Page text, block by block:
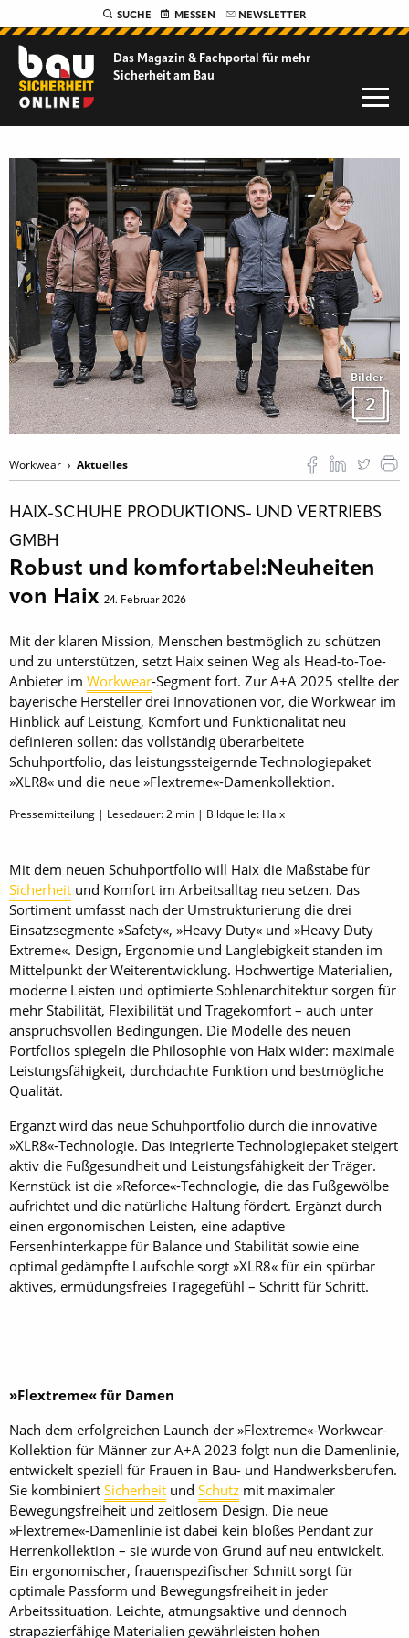
SUCHE MESSEN NEWSLETTER
Das Magazin & Fachportal für mehr
Sicherheit am Bau
Bilder
2
Workwear Aktuelles
HAIX-SCHUHE PRODUKTIONS- UND VERTRIEBS
GMBH
Robust und komfortabel:Neuheiten
von Haix 24. Februar 2026
Mit der klaren Mission, Menschen bestmöglich zu schützen
und zu unterstützen, setzt Haix seinen Weg als Head-to-Toe-
Anbieter im Workwear-Segment fort. Zur A+A 2025 stellte der
bayerische Hersteller drei Innovationen vor, die Workwear im
Hinblick auf Leistung, Komfort und Funktionalität neu
definieren sollen: das vollständig überarbeitete
Schuhportfolio, das leistungssteigernde Technologiepaket
»XLR8« und die neue »Flextreme«-Damenkollektion.
Pressemitteilung | Lesedauer:2 min | Bildquelle: Haix
Mit dem neuen Schuhportfolio will Haix die Maßstäbe für
Sicherheit und Komfort im Arbeitsalltag neu setzen. Das
Sortiment umfasst nach der Umstrukturierung die drei
Einsatzsegmente »Safety«, »Heavy Duty« und »Heavy Duty
Extreme«. Design, Ergonomie und Langlebigkeit standen im
Mittelpunkt der Weiterentwicklung. Hochwertige Materialien,
moderne Leisten und optimierte Sohlenarchitektur sorgen für
mehr Stabilität, Flexibilität und Tragekomfort – auch unter
anspruchsvollen Bedingungen. Die Modelle des neuen
Portfolios spiegeln die Philosophie von Haix wider: maximale
Leistungsfähigkeit, durchdachte Funktion und bestmögliche
Qualität.
Ergänzt wird das neue Schuhportfolio durch die innovative
»XLR8«-Technologie. Das integrierte Technologiepaket steigert
aktiv die Fußgesundheit und Leistungsfähigkeit der Träger.
Kernstück ist die »Reforce«-Technologie, die das Fußgewölbe
aufrichtet und die natürliche Haltung fördert. Ergänzt durch
einen ergonomischen Leisten, eine adaptive
Fersenhinterkappe für Balance und Stabilität sowie eine
optimal gedämpfte Laufsohle sorgt »XLR8« für ein spürbar
aktives, ermüdungsfreies Tragegefühl – Schritt für Schritt.
»Flextreme« für Damen
Nach dem erfolgreichen Launch der »Flextreme«-Workwear-
Kollektion für Männer zur A+A 2023 folgt nun die Damenlinie,
entwickelt speziell für Frauen in Bau- und Handwerksberufen.
Sie kombiniert Sicherheit und Schutz mit maximaler
Bewegungsfreiheit und zeitlosem Design. Die neue
»Flextreme«-Damenlinie ist dabei kein bloßes Pendant zur
Herrenkollektion – sie wurde von Grund auf neu entwickelt.
Ein ergonomischer, frauenspezifischer Schnitt sorgt für
optimale Passform und Bewegungsfreiheit in jeder
Arbeitssituation. Leichte, atmungsaktive und dennoch
strapazierfähige Materialien gewährleisten hohen